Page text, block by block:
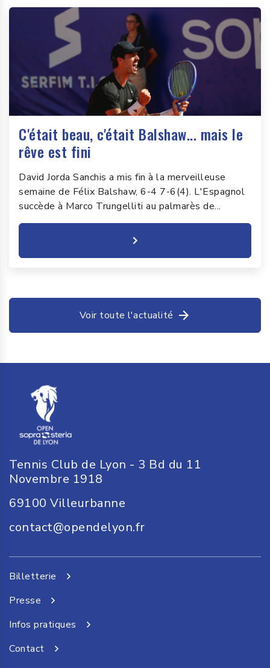
C'était beau, c'était Balshaw... mais le
rêve est fini
David Jorda Sanchis a mis fin à la merveilleuse
semaine de Félix Balshaw, 6-4 7-6(4). L'Espagnol
succède à Marco Trungelliti au palmarès de...
Voir toute l'actualité
Tennis Club de Lyon - 3 Bd du 11
Novembre 1918
69100 Villeurbanne
contact@opendelyon.fr
Billetterie
Presse
Infos pratiques
Contact